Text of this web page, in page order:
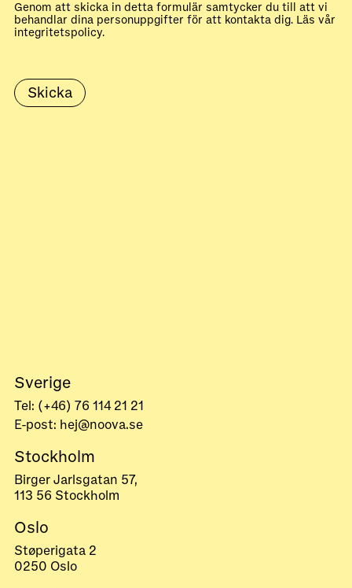
Genom att skicka in detta formulär samtycker du till att vi
behandlar dina personuppgifter för att kontakta dig. Läs vår
integritetspolicy.
Sverige
Tel: (+46) 76 114 21 21
E-post: hej@noova.se
Stockholm
Birger Jarlsgatan 57,
113 56 Stockholm
Oslo
Støperigata 2
0250 Oslo